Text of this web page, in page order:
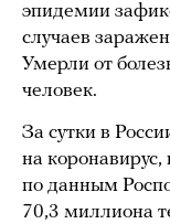
эпидемии
случаев
Умерли от
человек.
За сутки в
на
по данным
70,3 миллиона